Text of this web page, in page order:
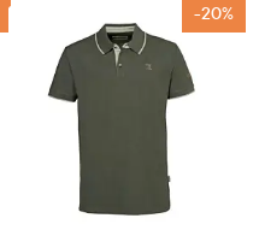
-20%